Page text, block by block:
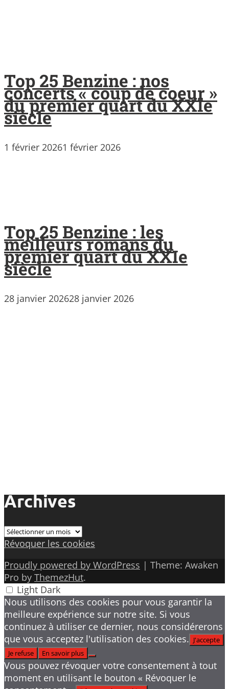
Top 25 Benzine : nos
concerts « coup de coeur »
du premier quart du XXIe
siècle
1 février 20261 février 2026
Top 25 Benzine : les
meilleurs romans du
premier quart du XXIe
siècle
28 janvier 202628 janvier 2026
Archives
Archives
Révoquer les cookies
Proudly powered by WordPress | Theme: Awaken
Pro by ThemezHut.
Light Dark
Nous utilisons des cookies pour vous garantir la
meilleure expérience sur notre site. Si vous
continuez à utiliser ce dernier, nous considérerons
que vous acceptez l'utilisation des cookies. J'accepte
Je refuse
En savoir plus
Vous pouvez révoquer votre consentement à tout
moment en utilisant le bouton « Révoquer le